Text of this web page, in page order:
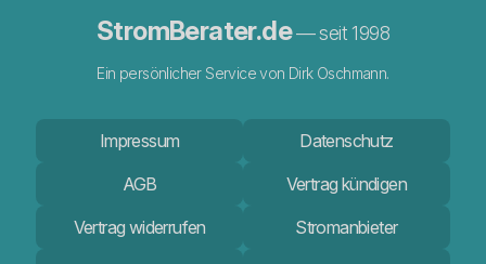
StromBerater.de— seit 1998
Ein persönlicher Service von Dirk Oschmann.
Impressum
Datenschutz
AGB
Vertrag kündigen
Vertrag widerrufen
Stromanbieter